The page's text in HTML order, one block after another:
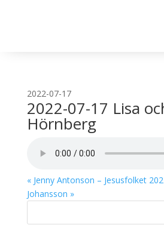
2022-07-17
2022-07-17 Lisa
Hörnberg
« Jenny Antonson – Jesusfolket
Johansson »